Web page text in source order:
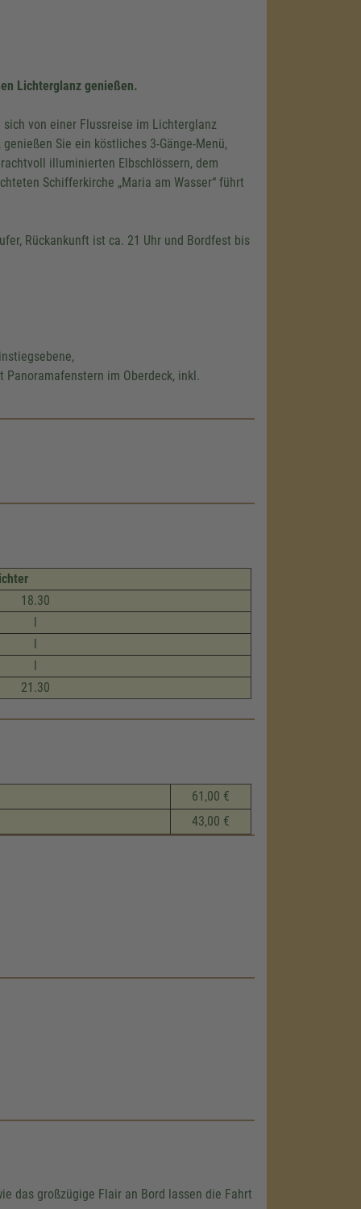
Lichterglanz genießen.
von einer Flussreise im Lichterglanz
Sie ein köstliches 3-Gänge-Menü,
illuminierten Elbschlössern, dem
Schifferkirche „Maria am Wasser“ führt
Rückankunft ist ca. 21 Uhr und Bordfest bis
im Oberdeck, inkl.
18.30
l
l
l
21.30
61,00 €
43,00 €
das großzügige Flair an Bord lassen die Fahrt